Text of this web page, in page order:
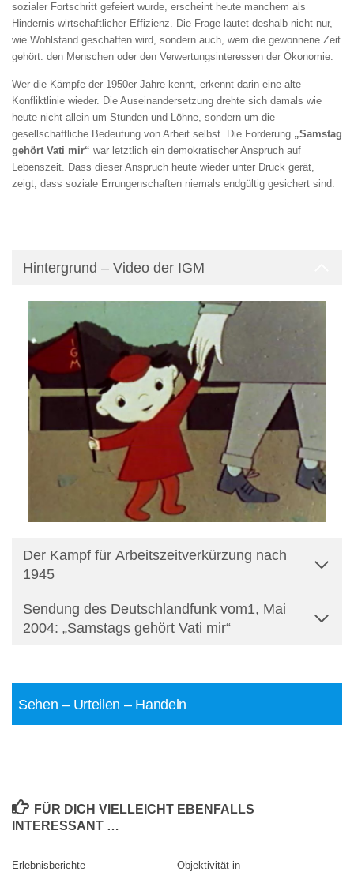
sozialer Fortschritt gefeiert wurde, erscheint heute manchem als
Hindernis wirtschaftlicher Effizienz. Die Frage lautet deshalb nicht nur,
wie Wohlstand geschaffen wird, sondern auch, wem die gewonnene Zeit
gehört: den Menschen oder den Verwertungsinteressen der Ökonomie.
Wer die Kämpfe der 1950er Jahre kennt, erkennt darin eine alte
Konfliktlinie wieder. Die Auseinandersetzung drehte sich damals wie
heute nicht allein um Stunden und Löhne, sondern um die
gesellschaftliche Bedeutung von Arbeit selbst. Die Forderung „Samstag
gehört Vati mir“ war letztlich ein demokratischer Anspruch auf
Lebenszeit. Dass dieser Anspruch heute wieder unter Druck gerät,
zeigt, dass soziale Errungenschaften niemals endgültig gesichert sind.
Hintergrund – Video der IGM
Der Kampf für Arbeitszeitverkürzung nach
1945
Sendung des Deutschlandfunk vom1, Mai
2004: „Samstags gehört Vati mir“
Sehen – Urteilen – Handeln
FÜR DICH VIELLEICHT EBENFALLS
INTERESSANT …
Erlebnisberichte
Objektivität in